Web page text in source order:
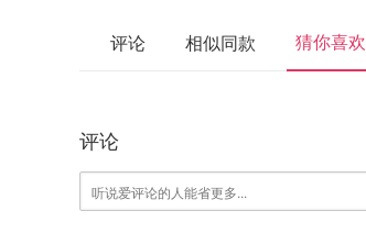
评论 相似同款 猜你喜欢
评论